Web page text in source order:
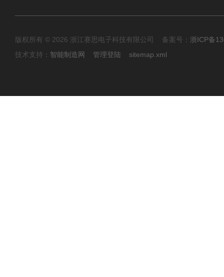
版权所有 © 2026 浙江赛思电子科技有限公司 备案号： 浙ICP备
技术支持： 智能制造网 管理登陆 sitemap.xml